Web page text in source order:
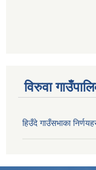
विरुवा
हिउँदे गाउँसभाका